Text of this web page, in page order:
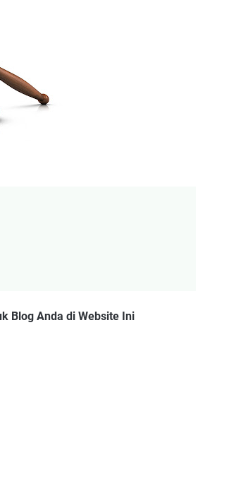
Blog Anda di Website Ini